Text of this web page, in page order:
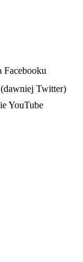
Facebooku
Twitter)
YouTube